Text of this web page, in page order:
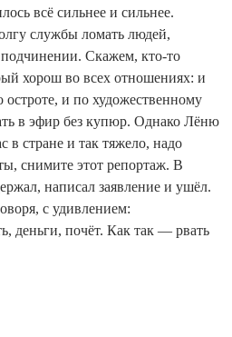
всё сильнее и сильнее.
службы ломать людей,
Скажем, кто-то
хорош во всех отношениях: и
и по художественному
в эфир без купюр. Однако Лёню
в стране и так тяжело, надо
снимите этот репортаж. В
написал заявление и ушёл.
с удивлением:
деньги, почёт. Как так — рвать